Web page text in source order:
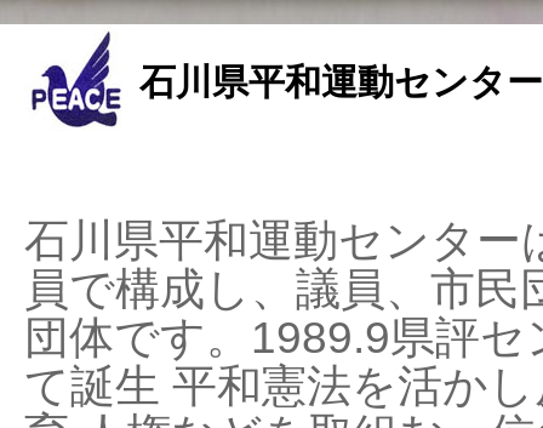
石川県平和運動センタ
石川県平和運動センタ
員で構成し、議員、市
団体です。1989.9県評
て誕生 平和憲法を活か